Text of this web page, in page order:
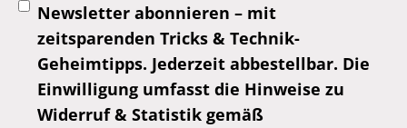
Newsletter abonnieren – mit
zeitsparenden Tricks & Technik-
Geheimtipps. Jederzeit abbestellbar. Die
Einwilligung umfasst die Hinweise zu
Widerruf & Statistik gemäß